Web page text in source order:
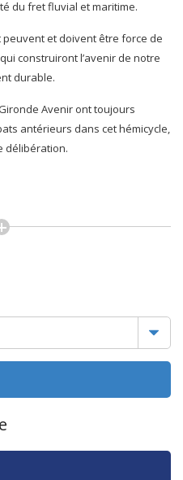
du fret fluvial et maritime.
et doivent être force de
construiront l’avenir de notre
durable.
Avenir ont toujours
antérieurs dans cet hémicycle,
délibération.